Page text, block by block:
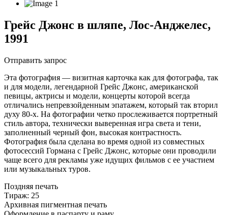
Грейс Джонс в шляпе, Лос-Анджелес,
1991
Отправить запрос
Эта фотография — визитная карточка как для фотографа, так
и для модели, легендарной Грейс Джонс, американской
певицы, актрисы и модели, концерты которой всегда
отличались непревзойденным эпатажем, который так вторил
духу 80-х. На фотографии четко прослеживается портретный
стиль автора, технически выверенная игра света и тени,
заполненный черный фон, высокая контрастность.
Фотография была сделана во время одной из совместных
фотосессий Гормана с Грейс Джонс, которые они проводили
чаще всего для рекламы уже идущих фильмов с ее участием
или музыкальных туров.
Поздняя печать
Тираж: 25
Архивная пигментная печать